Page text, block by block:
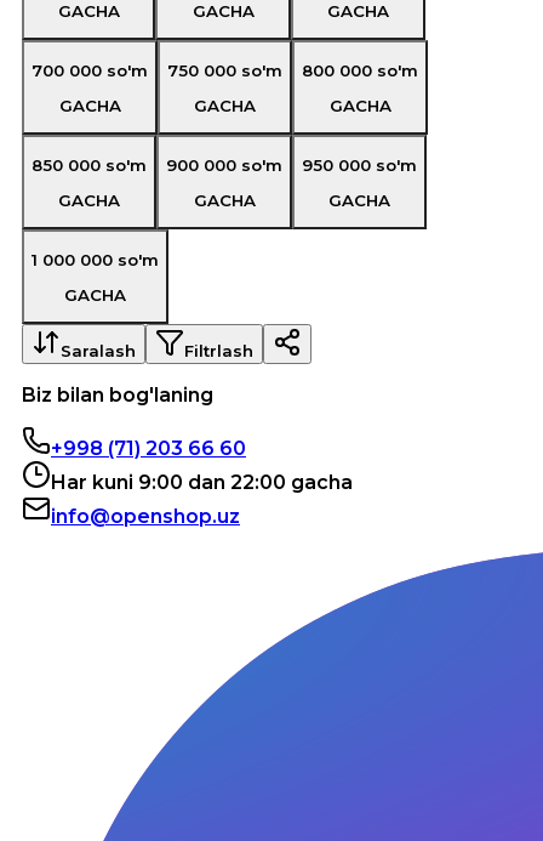
GACHA
GACHA
GACHA
700 000 so'm
GACHA
750 000 so'm
GACHA
800 000 so'm
GACHA
850 000 so'm
GACHA
900 000 so'm
GACHA
950 000 so'm
GACHA
1 000 000 so'm
GACHA
Saralash Filtrlash
Biz bilan bog'laning
+998 (71) 203 66 60
Har kuni 9:00 dan 22:00 gacha
info@openshop.uz